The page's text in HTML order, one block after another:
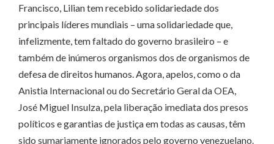
Francisco, Lilian tem recebido solidariedade dos
principais líderes mundiais – uma solidariedade que,
infelizmente, tem faltado do governo brasileiro – e
também de inúmeros organismos dos de organismos de
defesa de direitos humanos. Agora, apelos, como o da
Anistia Internacional ou do Secretário Geral da OEA,
José Miguel Insulza, pela liberação imediata dos presos
políticos e garantias de justiça em todas as causas, têm
sido sumariamente ignorados pelo governo venezuelano.